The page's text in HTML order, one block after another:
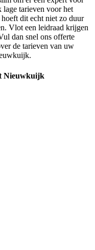
lage tarieven voor het
dit echt niet zo duur
Vlot een leidraad krijgen
dan snel ons offerte
de tarieven van uw
Nieuwkuijk